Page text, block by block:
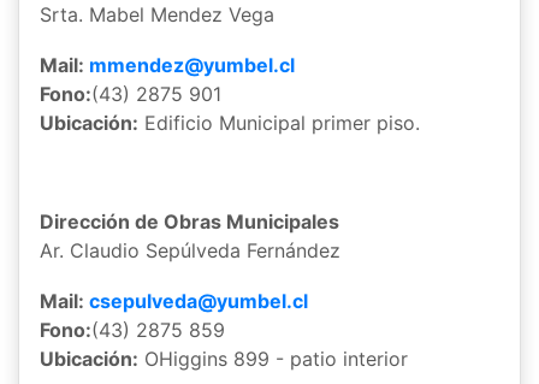
Srta. Mabel Mendez Vega
Mail: mmendez@yumbel.cl
Fono:(43) 2875 901
Ubicación: Edificio Municipal primer piso.
Dirección de Obras Municipales
Ar. Claudio Sepúlveda Fernández
Mail: csepulveda@yumbel.cl
Fono:(43) 2875 859
Ubicación: OHiggins 899 - patio interior